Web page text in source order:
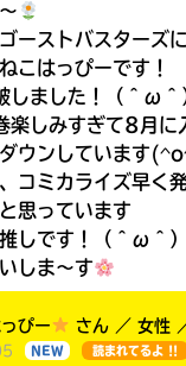
ーストバスターズ
こはっぴーです！
しました！（＾ω＾
楽しみすぎて8月に
ウンしています
コミカライズ早く
思っています
しです！（＾ω＾
しま〜す
ぴー さん ／ 女性
NEW 読まれてるよ !!